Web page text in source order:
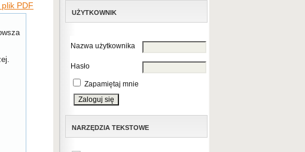
UŻYTKOWNIK
Nazwa użytkownika
Hasło
Zapamiętaj mnie
NARZĘDZIA TEKSTOWE
PDF